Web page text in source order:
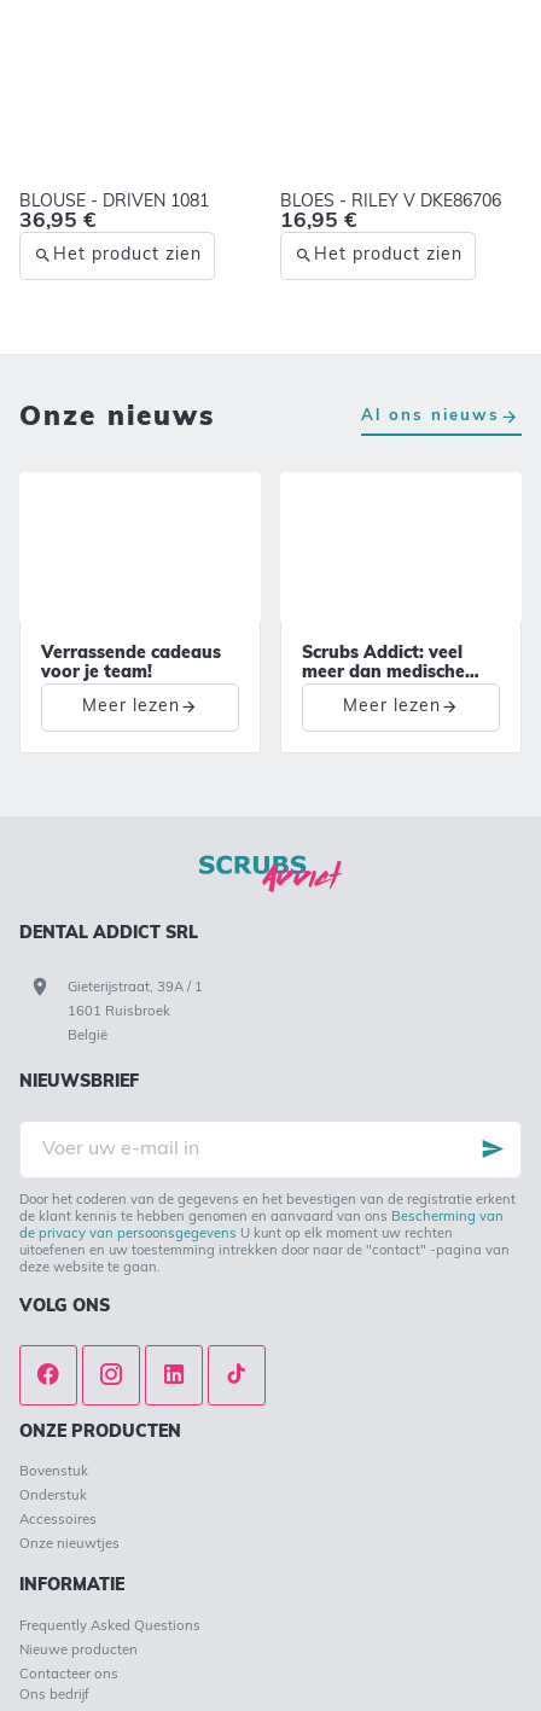
BLOUSE - DRIVEN 1081
36,95 €
Het product zien
BLOES - RILEY V DKE86706
16,95 €
Het product zien
Onze nieuws Al ons nieuws
Verrassende cadeaus
voor je team!
Meer lezen
Scrubs Addict: veel
meer dan medische
outfits!
Meer lezen
NIEUWSBRIEF
Voer
mail
in
Door het coderen van de gegevens en het bevestigen van de registratie erkent
de klant kennis te hebben genomen en aanvaard van ons Bescherming van
de privacy van persoonsgegevens U kunt op elk moment uw rechten
uitoefenen en uw toestemming intrekken door naar de "contact" -pagina van
deze website te gaan.
VOLG ONS
DENTAL ADDICT SRL
Gieterijstraat, 39A / 1
1601 Ruisbroek
België
ONZE PRODUCTEN
Bovenstuk
Onderstuk
Accessoires
Onze nieuwtjes
INFORMATIE
Frequently Asked Questions
Nieuwe producten
Contacteer ons
Ons bedrijf